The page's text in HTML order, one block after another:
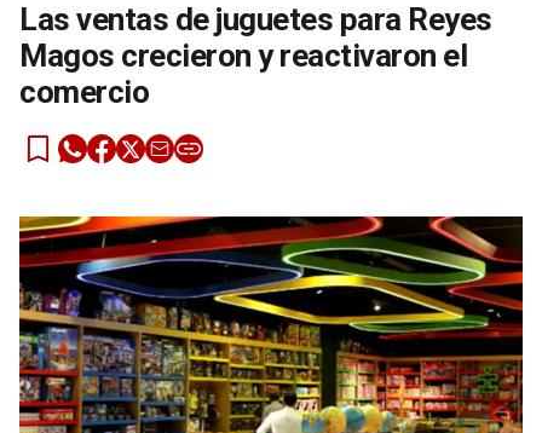
Las ventas de juguetes para Reyes
Magos crecieron y reactivaron el
comercio